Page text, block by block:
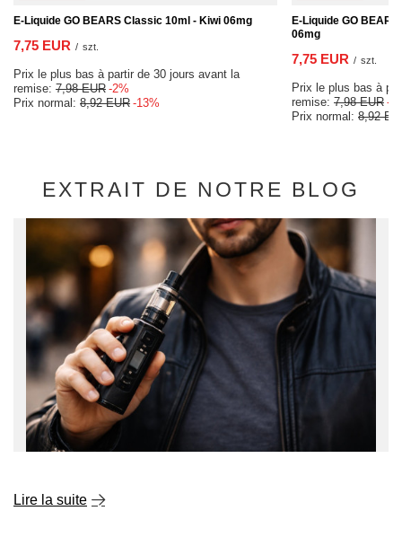
E-Liquide GO BEARS Classic 10ml - Kiwi 06mg
7,75 EUR / szt.
Prix le plus bas à partir de 30 jours avant la
remise: 7,98 EUR -2%
Prix normal: 8,92 EUR -13%
E-Liquide GO
06mg
7,75 EUR / szt.
Prix le plus bas à
remise: 7,98 EUR -
Prix normal: 8,92
EXTRAIT DE NOTRE BLOG
Lire la suite